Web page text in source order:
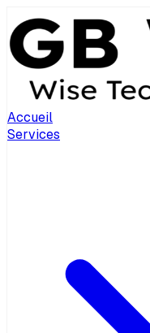
Accueil
Services